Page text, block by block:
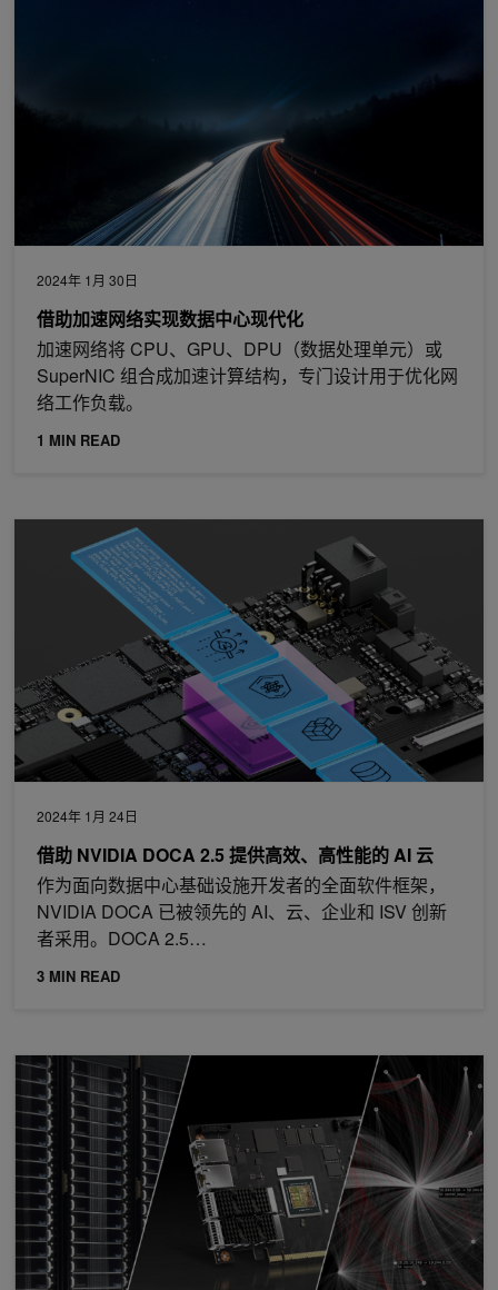
2024年 1月 30日
借助加速网络实现数据中心现代化
加速网络将 CPU、GPU、DPU（数据处理单元）或
SuperNIC 组合成加速计算结构，专门设计用于优化网
络工作负载。
1 MIN READ
2024年 1月 24日
借助 NVIDIA DOCA 2.5 提供高效、高性能的 AI 云
作为面向数据中心基础设施开发者的全面软件框架，
NVIDIA DOCA 已被领先的 AI、云、企业和 ISV 创新
者采用。DOCA 2.5…
3 MIN READ
借助 NVIDIA DOCA 2.5 提供高效、高性能的 AI 云
使用 Microsoft Azure Stack HCI 和 NVIDIA BlueField DPU 加速